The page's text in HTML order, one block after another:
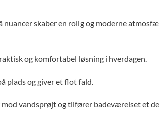
skaber en rolig og moderne
og komfortabel løsning i hverdagen.
plads og giver et flot fald.
mod vandsprøjt og tilfører badeværelset et